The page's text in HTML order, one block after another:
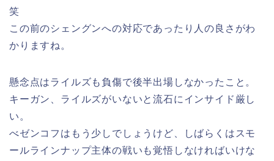
笑
この前のシェングンへの対応であったり人の良さがわ
かりますね。
懸念点はライルズも負傷で後半出場しなかったこと。
キーガン、ライルズがいないと流石にインサイド厳し
い。
べゼンコフはもう少しでしょうけど、しばらくはスモ
ールラインナップ主体の戦いも覚悟しなければいけな